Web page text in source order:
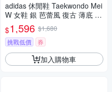
adidas 休閒鞋 Taekwondo Mei
W 女鞋 銀 芭蕾風 復古 薄底 綁
帶 愛迪達 JR7032
$1,596 $1,680
挑戰低價
券
加入購物車